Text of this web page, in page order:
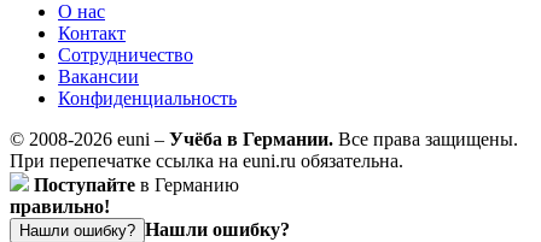
О нас
Контакт
Сотрудничество
Вакансии
Конфиденциальность
© 2008-2026 euni – Учёба в Германии. Все права защищены.
При перепечатке ссылка на euni.ru обязательна.
Поступайте в Германию
правильно!
Нашли ошибку? Нашли ошибку?